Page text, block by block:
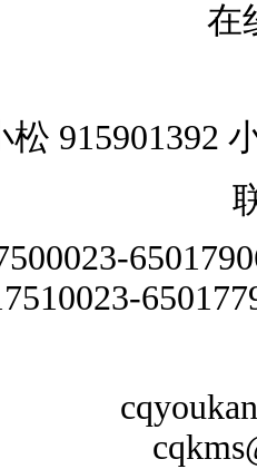
在
松 915901392
023-
023-